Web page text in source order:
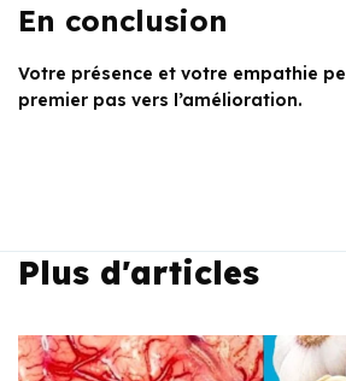
En conclusion
Votre présence et votre empathie
premier pas vers l’amélioration.
Plus d'articles